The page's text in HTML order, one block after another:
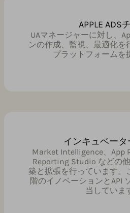
APPLE ADS
UAマネージャーに対し、
ンの作成、監視、最適化を
プラットフォームを
インキュベー
Market Intelligence、App
Reporting Studio などの
築と拡張を行っています。
階のイノベーションとAPI
当していま